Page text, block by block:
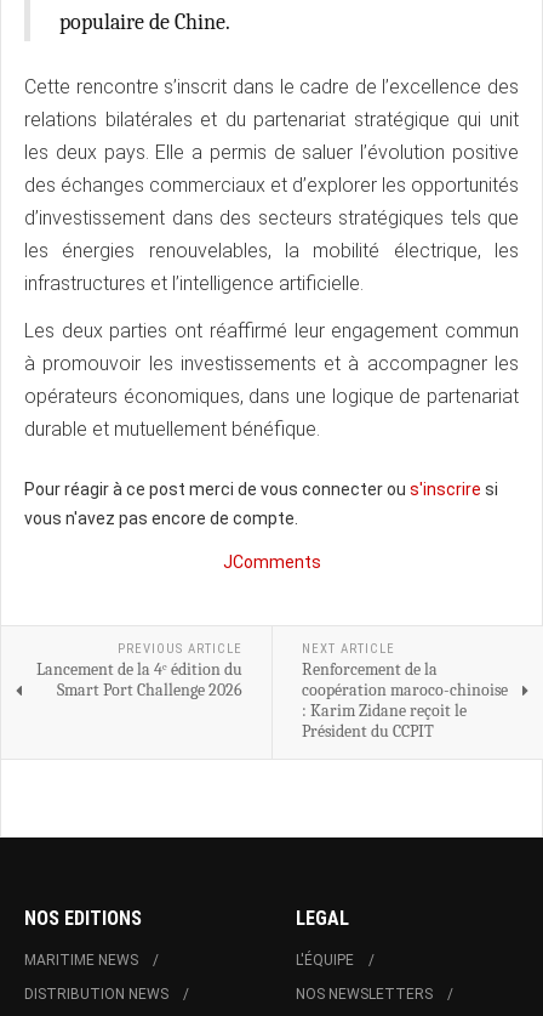
populaire de Chine.
Cette rencontre s’inscrit dans le cadre de l’excellence des
relations bilatérales et du partenariat stratégique qui unit
les deux pays. Elle a permis de saluer l’évolution positive
des échanges commerciaux et d’explorer les opportunités
d’investissement dans des secteurs stratégiques tels que
les énergies renouvelables, la mobilité électrique, les
infrastructures et l’intelligence artificielle.
Les deux parties ont réaffirmé leur engagement commun
à promouvoir les investissements et à accompagner les
opérateurs économiques, dans une logique de partenariat
durable et mutuellement bénéfique.
Pour réagir à ce post merci de vous connecter ou s'inscrire si
vous n'avez pas encore de compte.
JComments
PREVIOUS ARTICLE
Lancement de la 4ᵉ édition du
Smart Port Challenge 2026
NEXT ARTICLE
Renforcement de la
coopération maroco-chinoise
: Karim Zidane reçoit le
Président du CCPIT
NOS EDITIONS
MARITIME NEWS
DISTRIBUTION NEWS
LEGAL
L'ÉQUIPE
NOS NEWSLETTERS